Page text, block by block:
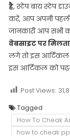
है, स्टेप बाय स्टेप
करें, आप अपनी
जानकारी आप सभी
वेबसाइट पर
लगे तो इस आर्टिकल
इस आर्टिकल को
Post Views:
Tagged
How To Cheak
how to cheak